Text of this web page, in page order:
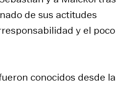
de sus actitudes
y el poco
conocidos desde la